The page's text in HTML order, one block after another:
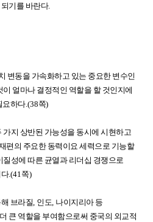
기를 바란다.
변동을 가속화하고 있는 중요한 변수인
이 얼마나 결정적인 역할을 할 것인지에
요하다.(38쪽)
가지 상반된 가능성을 동시에 시현하고
편의 주요한 동력이요 세력으로 기능할
질성에 따른 균열과 리더십 경쟁으로
.(41쪽)
브라질, 인도, 나이지리아 등
큰 역할을 부여함으로써 중국의 외교적